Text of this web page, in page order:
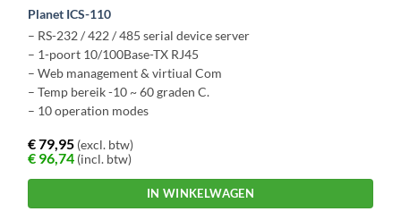
Planet ICS-110
– RS-232 / 422 / 485 serial device server
– 1-poort 10/100Base-TX RJ45
– Web management & virtiual Com
– Temp bereik -10 ~ 60 graden C.
– 10 operation modes
€79,95 (excl. btw)
€ 96,74 (incl. btw)
IN WINKELWAGEN